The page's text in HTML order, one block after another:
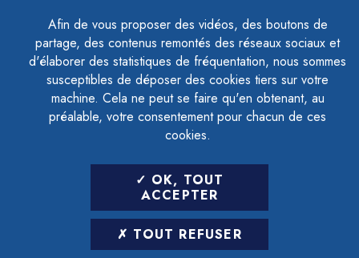
Afin de vous proposer des vidéos, des boutons de
partage, des contenus remontés des réseaux sociaux et
d'élaborer des statistiques de fréquentation, nous sommes
susceptibles de déposer des cookies tiers sur votre
machine. Cela ne peut se faire qu'en obtenant, au
préalable, votre consentement pour chacun de ces
cookies.
OK, TOUT
ACCEPTER
TOUT REFUSER
ACCESSIBILITÉ - PARTIELLEMENT CONFORME
PLAN DU SITE
MENTIONS LÉGALES
CONTACTER LE DÉLÉGUÉ À LA PROTECTION DES DONNÉES
GESTION DES COOKIES
LETTRE D'INFORMATION
SAISIR VOTRE ADRESSE E-MAIL
POUR VOUS INSCRIRE :